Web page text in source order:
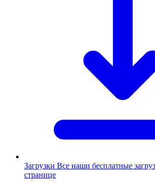
Загрузки Все наши бесплатные
странице